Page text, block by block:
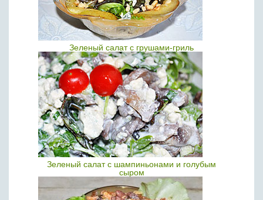
Зеленый салат с грушами-гриль
Зеленый салат с шампиньонами и голубым
сыром